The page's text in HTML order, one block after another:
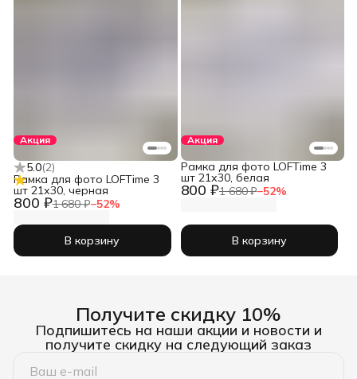
Акция
5.0(2)
800 ₽1 680 ₽−52%
Рамка для фото LOFTime 3
шт 21х30, черная
В корзину
Акция
800 ₽1 680 ₽−52%
Рамка для фото LOFTime 3
шт 21х30, белая
В корзину
Получите скидку 10%
Подпишитесь на наши акции и новости и
получите скидку на следующий заказ